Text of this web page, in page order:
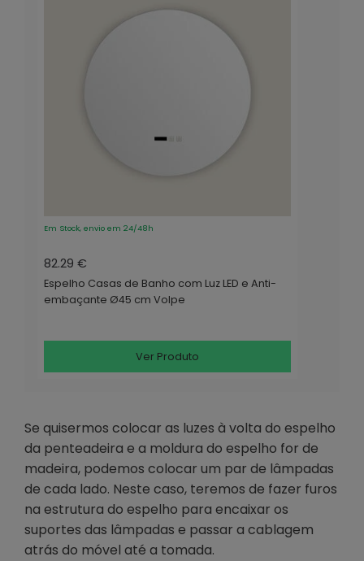
Em Stock, envio em 24/48h
82.29 €
Espelho Casas de Banho com Luz LED e Anti-
embaçante Ø45 cm Volpe
Ver Produto
Se quisermos colocar as luzes à volta do espelho
da penteadeira e a moldura do espelho for de
madeira, podemos colocar um par de lâmpadas
de cada lado. Neste caso, teremos de fazer furos
na estrutura do espelho para encaixar os
suportes das lâmpadas e passar a cablagem
atrás do móvel até a tomada.